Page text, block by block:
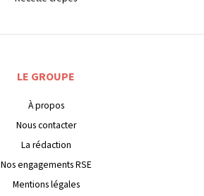
LE GROUPE
À propos
Nous contacter
La rédaction
Nos engagements RSE
Mentions légales